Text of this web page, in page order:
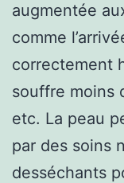
augmentée
comme
correctement
souffre moins
etc. La peau
par des soins
desséchants